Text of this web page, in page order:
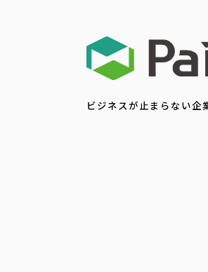
ビジネスが止まらない企